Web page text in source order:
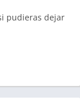
pudieras dejar